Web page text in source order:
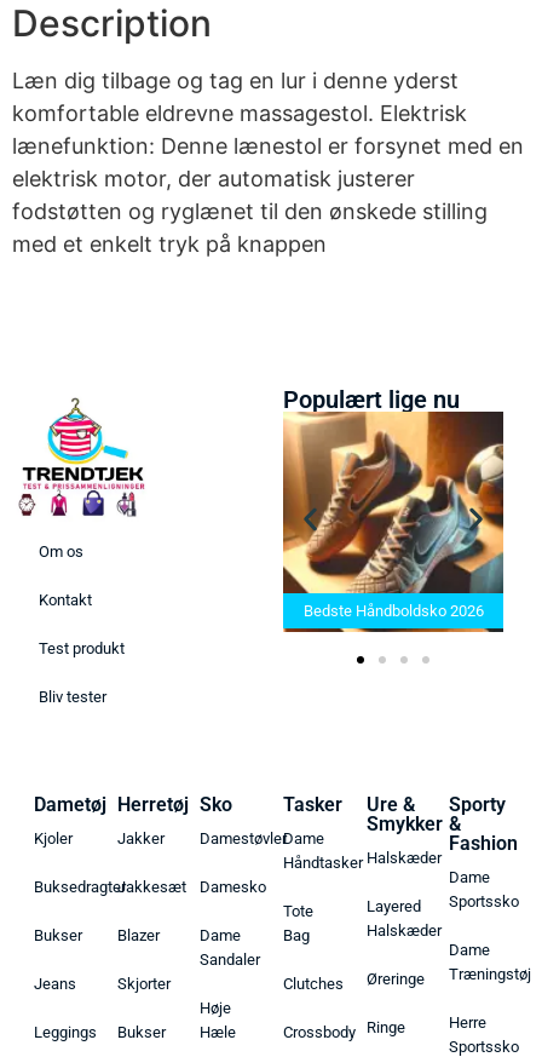
Description
Læn dig tilbage og tag en lur i denne yderst
komfortable eldrevne massagestol. Elektrisk
lænefunktion: Denne lænestol er forsynet med en
elektrisk motor, der automatisk justerer
fodstøtten og ryglænet til den ønskede stilling
med et enkelt tryk på knappen
Om os
Kontakt
Test produkt
Bliv tester
Populært lige nu
Bedste Saunatæppe 2025 –
Find de bedste produkter her!
Bedste Håndboldsko 2026
Dametøj
Kjoler
Buksedragter
Bukser
Jeans
Leggings
Herretøj
Jakker
Jakkesæt
Blazer
Skjorter
Bukser
Sko
Damestøvler
Damesko
Dame
Sandaler
Høje
Hæle
Tasker
Dame
Håndtasker
Tote
Bag
Clutches
Crossbody
Ure &
Smykker
Halskæder
Layered
Halskæder
Øreringe
Ringe
Sporty
&
Fashion
Dame
Sportssko
Dame
Træningstøj
Herre
Sportssko